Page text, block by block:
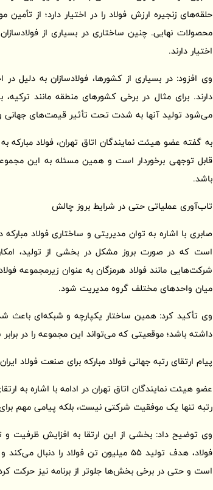
حلقه‌های زنجیره ارزش فولاد را در اختیار دارد؛ از
محصولات نهایی. چنین ساختاری در بسیاری از
اختیار دارند.
وی افزود: در بسیاری از کشورها، فولادسازان به دلیل در
دارند. برای مثال در برخی کشورهای منطقه مانند
می‌شود تولید آنها به شدت تحت تأثیر قیمت‌های جهانی و
به گفته عضو هیئت نمایندگان اتاق تهران، فولاد مبارکه
قابل توجهی برخوردار است و همین مسئله به این
باشد.
تاب‌آوری عملیاتی حتی در شرایط بروز چالش
صابری با اشاره به توان مدیریتی و ساختاری فولاد
است که در صورت بروز مشکل در بخشی از تولید،
شرکت‌هایی مانند فولاد هرمزگان به عنوان زیرمجموعه
میان واحدهای مختلف گروه مدیریت شود.
وی تأکید کرد: همین ساختار یکپارچه و شبکه‌ای باعث
داشته باشد؛ موقعیتی که می‌تواند این مجموعه را در
پیام ارتقای رتبه جهانی فولاد مبارکه برای صنعت فولاد ایران
عضو هیئت نمایندگان اتاق تهران در ادامه با اشاره به
رتبه تنها یک موفقیت شرکتی نیست، بلکه پیامی مهم
وی توضیح داد: بخشی از این ارتقا به افزایش ظرفیت و
فولاد، هدف تولید 55 میلیون تن فولاد
است و حتی در برخی بخش‌ها جلوتر از برنامه نیز حرکت